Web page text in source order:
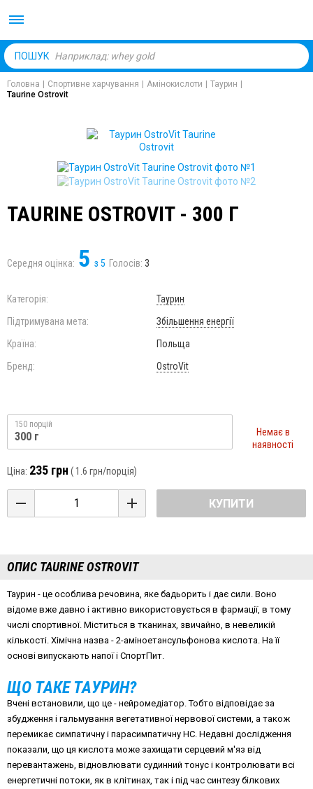
ПОШУК
Головна Спортивне харчування Амінокислоти Таурин
Taurine Ostrovit
TAURINE OSTROVIT - 300 Г
Середня оцінка: 5 з 5 Голосів: 3
Категорія:
Таурин
Підтримувана мета:
Збільшення енергії
Країна:
Польща
Бренд:
OstroVit
150 порцій
300 г
Немає в
наявності
Ціна: 235 грн ( 1.6 грн/порція)
КУПИТИ
ОПИС TAURINE OSTROVIT
Таурин - це особлива речовина, яке бадьорить і дає сили. Воно
відоме вже давно і активно використовується в фармації, в тому
числі спортивної. Міститься в тканинах, звичайно, в невеликій
кількості. Хімічна назва - 2-аміноетансульфонова кислота. На її
основі випускають напої і СпортПит.
ЩО ТАКЕ ТАУРИН?
Вчені встановили, що це - нейромедіатор. Тобто відповідає за
збудження і гальмування вегетативної нервової системи, а також
перемикає симпатичну і парасимпатичну НС. Недавні дослідження
показали, що ця кислота може захищати серцевий м'яз від
перевантажень, відновлювати судинний тонус і контролювати всі
енергетичні потоки, як в клітинах, так і під час синтезу білкових